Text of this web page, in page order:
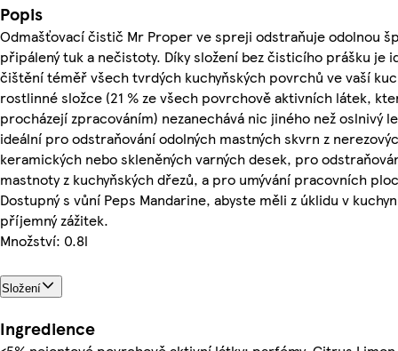
Popis
Odmašťovací čistič Mr Proper ve spreji odstraňuje odolnou
připálený tuk a nečistoty. Díky složení bez čisticího prášku je
čištění téměř všech tvrdých kuchyňských povrchů ve vaší
rostlinné složce (21 % ze všech povrchově aktivních látek,
procházejí zpracováním) nezanechává nic jiného než oslnivý
ideální pro odstraňování odolných mastných skvrn z
keramických nebo skleněných varných desek, pro
mastnoty z kuchyňských dřezů, a pro umývání pracovních
Dostupný s vůní Peps Mandarine, abyste měli z úklidu v
příjemný zážitek.
Množství: 0.8l
Složení
Ingredience